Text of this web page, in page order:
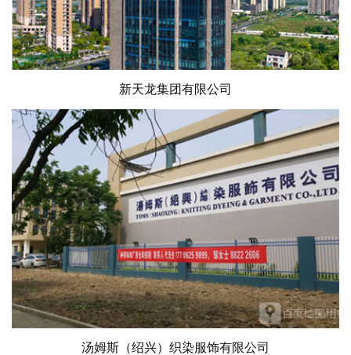
新天龙集团有限公司
汤姆斯（绍兴）织染服饰有限公司